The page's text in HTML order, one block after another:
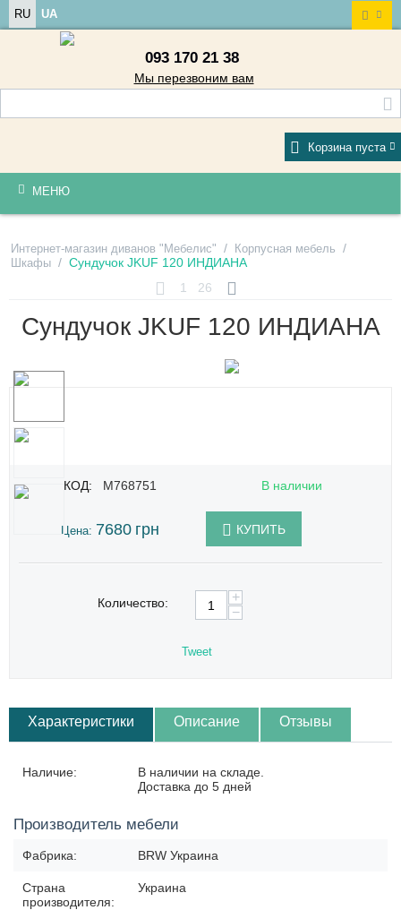
RU UA
093 170 21 38
Мы перезвоним вам
Корзина пуста
МЕНЮ
Интернет-магазин диванов "Мебелис" / Корпусная мебель /
Шкафы / Сундучок JKUF 120 ИНДИАНА
1
26
Сундучок JKUF 120 ИНДИАНА
КОД: M768751 В наличии
Цена: 7680 грн КУПИТЬ
Количество:
+
−
Tweet
Характеристики Описание Отзывы
Наличие:
В наличии на складе.
Доставка до 5 дней
Производитель мебели
Фабрика: BRW Украина
Страна
производителя:
Украина